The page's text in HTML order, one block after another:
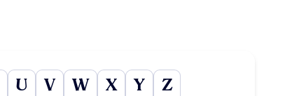
U V W X Y Z